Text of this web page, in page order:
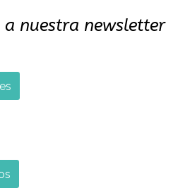
a nuestra newsletter